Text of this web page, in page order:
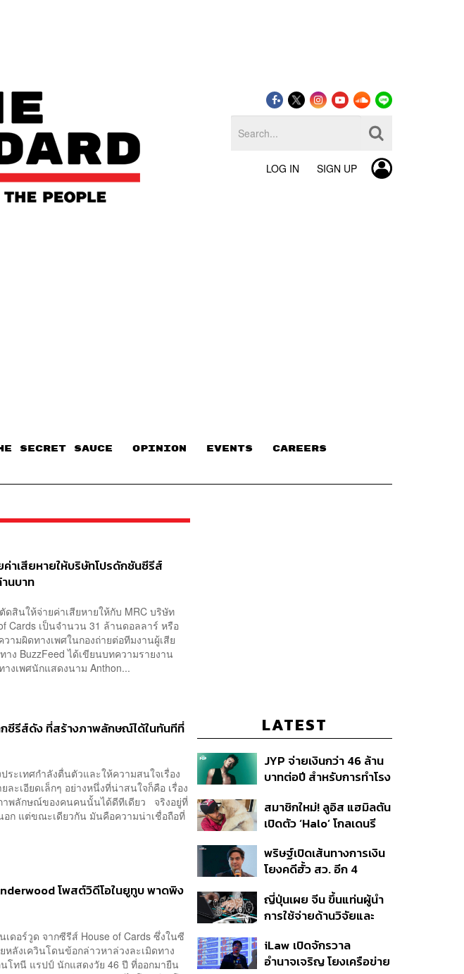
LOG IN SIGN UP
SECRET SAUCE​ OPINION EVENTS CAREERS
าเสียหายให้บริษัทโปรดักชันซีรีส์
นบาท
ดสินให้จ่ายค่าเสียหายให้กับ MRC บริษัท
Cards เป็นจำนวน 31 ล้านดอลลาร์ หรือ
มผิดทางเพศในกองถ่ายต่อทีมงานผู้เสีย
BuzzFeed ได้เขียนบทความรายงาน
างเพศนักแสดงนาม Anthon...
กซีรีส์ดัง ที่สร้างภาพลักษณ์ได้ในทันทีที่
ระเทศกำลังตื่นตัวและให้ความสนใจเรื่อง
ะเอียดเล็กๆ อย่างหนึ่งที่น่าสนใจก็คือ เรื่อง
าพลักษณ์ของคนคนนั้นได้ดีทีเดียว จริงอยู่ที่
ก แต่ขณะเดียวกัน มันคือความน่าเชื่อถือที่
โพสต์วิดีโอในยูทูบ พาดพิง
ดอร์วูด จากซีรีส์ House of Cards ซึ่งในซี
ลังเควินโดนข้อกล่าวหาล่วงละเมิดทาง
โทนี แรปป์ นักแสดงวัย 46 ปี ที่ออกมายืน
LATEST
JYP จ่ายเงินกว่า 46 ล้าน
บาทต่อปี สำหรับการทำโรง
สมาชิกใหม่! ลูอิส แฮมิลตัน
เปิดตัว ‘Halo’ โกลเดนรี
พริษฐ์เปิดเส้นทางการเงิน
โยงคดีฮั้ว สว. อีก 4
อำนาจเจริญโอนเงินให้เจ้า
หน้าที่ กกต. ฝ่ายสืบสวน
ญี่ปุ่นเผย จีน ขึ้นแท่นผู้นำ
การใช้จ่ายด้านวิจัยและ
งานวิจัยถูกอ้างอิงสูงสุด
แซงสหรัฐฯ
iLaw เปิดจักรวาล
อำนาจเจริญ โยงเครือข่าย